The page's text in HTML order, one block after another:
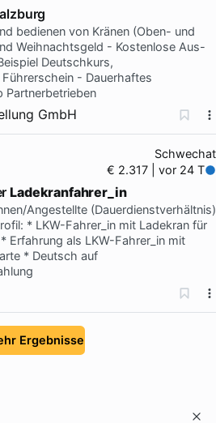
bedienen von Kränen (Oben- und
Weihnachtsgeld - Kostenlose Aus-
Deutschkurs,
- Dauerhaftes
Partnerbetrieben
GmbH
Schwechat
€ 2.317 | vor 24 T
Ladekranfahrer_in
Angestellte (Dauerdienstverhältnis)
* LKW-Fahrer_in mit Ladekran für
Erfahrung als LKW-Fahrer_in mit
* Deutsch auf
Ergebnisse